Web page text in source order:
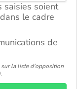
saisies soient
le cadre
de
sur la liste d'opposition